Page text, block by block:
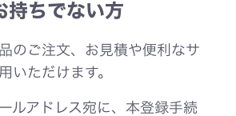
持ちでない方
のご注文、お見積や便利なサ
いただけます。
ルアドレス宛に、本登録手続